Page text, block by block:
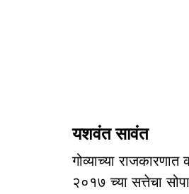
यशवंत सावंत
गोव्याच्या
२०१७ च्या सत्तेचा